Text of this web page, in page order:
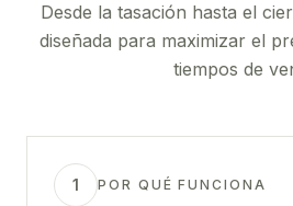
Desde la tasación hasta el
diseñada para maximizar el
tiempos de
1 POR QUÉ FUNCIONA